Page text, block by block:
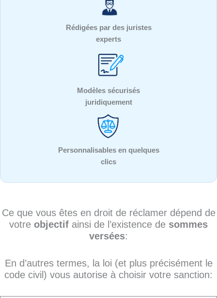
Rédigées par des juristes
experts
Modèles sécurisés
juridiquement
Personnalisables en quelques
clics
Ce que vous êtes en droit de réclamer dépend de
votre objectif ainsi de l’existence de sommes
versées:
En d’autres termes, la loi (et plus précisément le
code civil) vous autorise à choisir votre sanction: